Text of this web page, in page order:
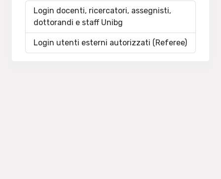
Login docenti, ricercatori, assegnisti,
dottorandi e staff Unibg
Login utenti esterni autorizzati (Referee)